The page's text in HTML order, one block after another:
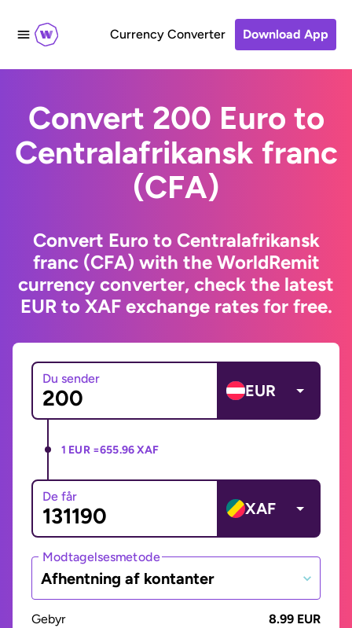
Currency Converter Download App
Convert 200 Euro to
Centralafrikansk franc
(CFA)
Convert Euro to Centralafrikansk
franc (CFA) with the WorldRemit
currency converter, check the latest
EUR to XAF exchange rates for free.
Du sender
EUR
1 EUR =655.96 XAF
De får
XAF
Modtagelsesmetode
Afhentning af kontanter
Gebyr
8.99 EUR